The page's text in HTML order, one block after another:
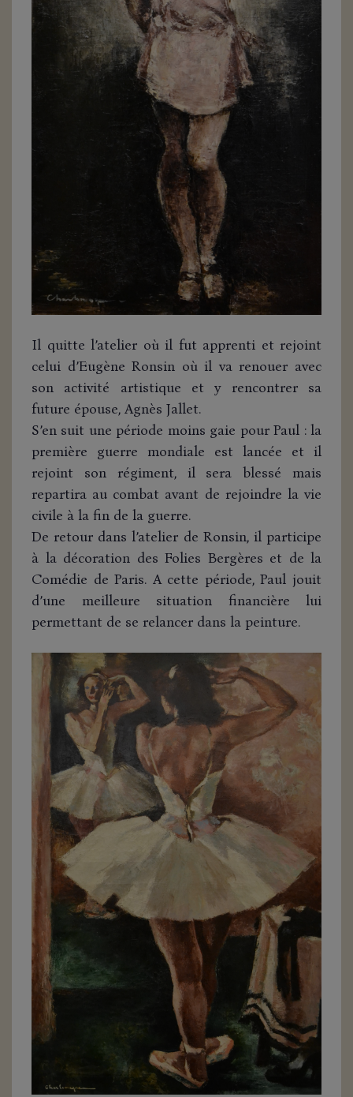
Il quitte l’atelier où il fut apprenti et rejoint
celui d’Eugène Ronsin où il va renouer avec
son activité artistique et y rencontrer sa
future épouse, Agnès Jallet.
S’en suit une période moins gaie pour Paul : la
première guerre mondiale est lancée et il
rejoint son régiment, il sera blessé mais
repartira au combat avant de rejoindre la vie
civile à la fin de la guerre.
De retour dans l’atelier de Ronsin, il participe
à la décoration des Folies Bergères et de la
Comédie de Paris. A cette période, Paul jouit
d’une meilleure situation financière lui
permettant de se relancer dans la peinture.